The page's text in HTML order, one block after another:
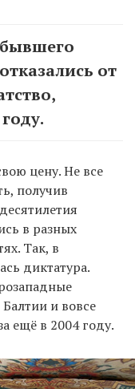
от
цену. Не все
получив
в разных
Так, в
диктатура.
и вовсе
ещё в 2004 году.